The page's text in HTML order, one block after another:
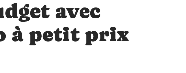
avec
à petit prix